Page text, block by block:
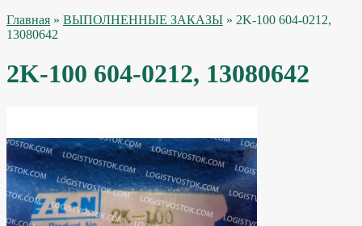
Главная » ВЫПОЛНЕННЫЕ ЗАКАЗЫ » 2K-100 604-0212,
13080642
2K-100 604-0212, 13080642